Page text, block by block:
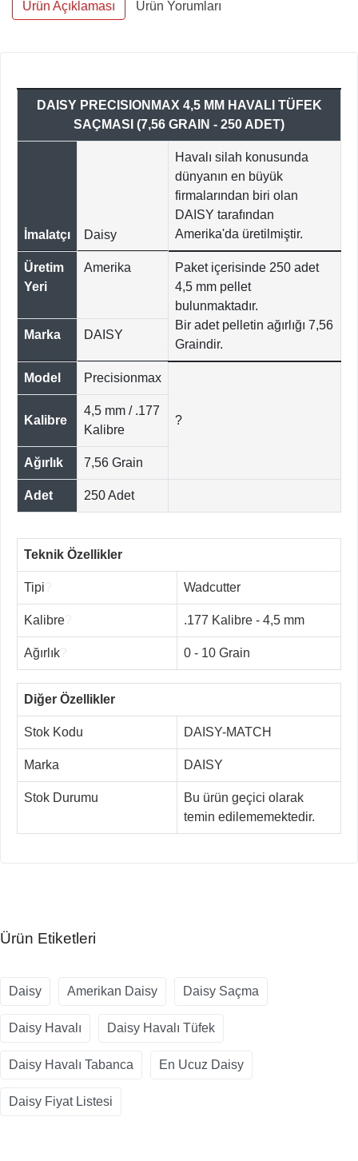
Ürün Açıklaması Ürün Yorumları
DAISY PRECISIONMAX 4,5 MM HAVALI TÜFEK
SAÇMASI (7,56 GRAIN - 250 ADET)
İmalatçı Daisy
Havalı silah konusunda
dünyanın en büyük
firmalarından biri olan
DAISY tarafından
Amerika'da üretilmiştir.
Üretim
Yeri
Amerika
Paket içerisinde 250 adet
4,5 mm pellet
bulunmaktadır.
Bir adet pelletin ağırlığı 7,56
Graindir.
Marka DAISY
Model Precisionmax
?
Kalibre
4,5 mm / .177
Kalibre
Ağırlık 7,56 Grain
Adet 250 Adet
Teknik Özellikler
Tipi Wadcutter
Kalibre .177 Kalibre - 4,5 mm
Ağırlık 0 - 10 Grain
Diğer Özellikler
Stok Kodu DAISY-MATCH
Marka DAISY
Stok Durumu
Bu ürün geçici olarak
temin edilememektedir.
Ürün Etiketleri
Daisy Amerikan Daisy Daisy Saçma
Daisy Havalı Daisy Havalı Tüfek
Daisy Havalı Tabanca En Ucuz Daisy
Daisy Fiyat Listesi